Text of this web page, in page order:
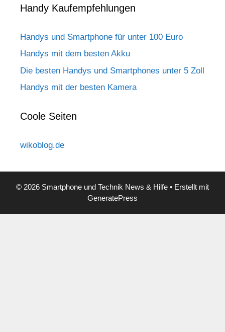
Handy Kaufempfehlungen
Handys und Smartphone für unter 100 Euro
Handys mit dem besten Akku
Die besten Handys und Smartphones unter 5 Zoll
Handys mit der besten Kamera
Coole Seiten
wikoblog.de
© 2026 Smartphone und Technik News & Hilfe • Erstellt mit
GeneratePress